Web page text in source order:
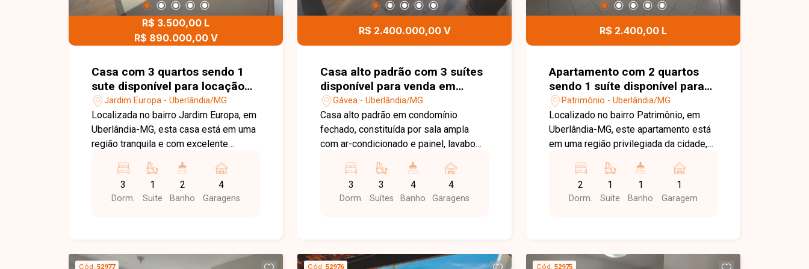
agende sua visita. Nossa equipe está
pronta para apresentar todos os
detalhes deste imóvel e ajudar você a
seu negócio. Observação: Na descrição
enviada consta `bairro Santa Mônica`,
enquanto o título informa `bairro
Segismundo Pereira`. Recomenda-se
verificar qual é o bairro correto antes da
publicação do anúncio.
gourmet, oferecendo mais segurança,
em contato com a Delta Imóveis e
pronta para apresentar todos os
detalhes deste imóvel e ajudar você a
encontrar o imóvel ideal para morar ou
investir.
de lazer para toda a família. Uma
um condomínio completo, em uma
Uberlândia. Entre em contato e agende
sua visita!
R$ 3.500,00 L
R$ 890.000,00 V
Casa com 3 quartos sendo 1
sute disponível para locação
Jardim Europa em Uberlândia-
MG
Jardim Europa - Uberlândia/MG
Localizada no bairro Jardim Europa, em
Uberlândia-MG, esta casa está em uma
região tranquila e com excelente
às principais vias da cidade e
proximidade com supermercados,
escolas, farmácias, comércios e
sala de estar, 03 quartos, sendo 01
3
Dorm.
1
Suite
2
Banho
4
Garagens
R$ 2.400.000,00 V
Casa alto padrão com 3 suítes
disponível para venda em
Uberlândia-MG
Gávea - Uberlândia/MG
Casa alto padrão em condomínio
fechado, constituída por sala ampla
com ar-condicionado e painel, lavabo
cozinha ampla com armários, área de
serviço com armários e dispensa.
Possui ainda, área gourmet com
closet. Imóvel todo com iluminação
3
Dorm.
3
Suítes
4
Banho
4
Garagens
R$ 2.400,00 L
Apartamento com 2 quartos
sendo 1 suíte disponível para
locação no bairro Patrimônio
em Uberlândia-MG
Patrimônio - Uberlândia/MG
Localizado no bairro Patrimônio, em
Uberlândia-MG, este apartamento está
em uma região privilegiada da cidade,
acesso às principais vias e
proximidade com supermercados,
escolas, farmácias, restaurantes,
possui aproximadamente 118 m² de
2
Dorm.
1
Suite
1
Banho
1
Garagem
Cód. 52977 Cód. 52976 Cód. 52975